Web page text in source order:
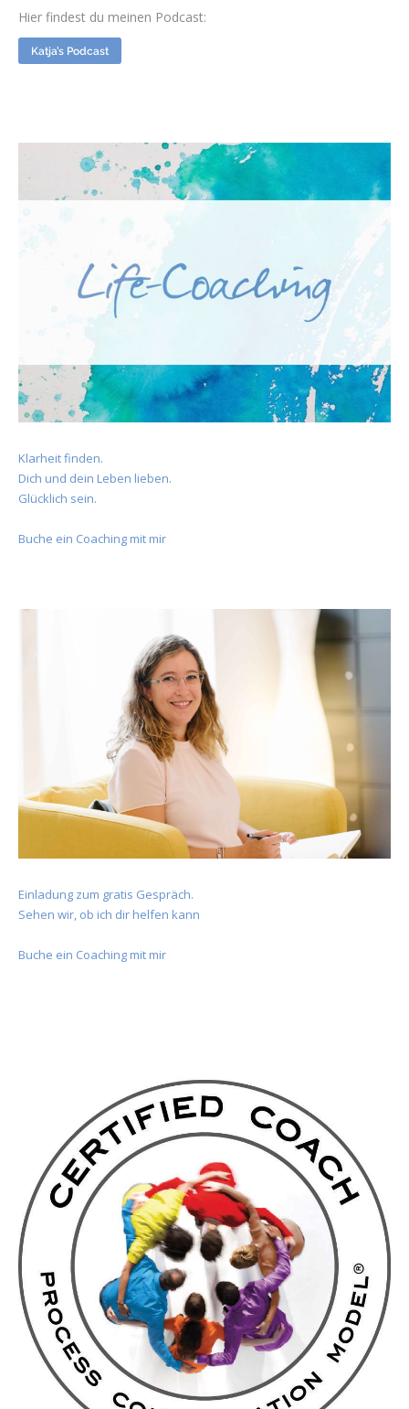
Hier findest du meinen Podcast:
Katja’s Podcast
Klarheit finden.
Dich und dein Leben lieben.
Glücklich sein.
Buche ein Coaching mit mir
Einladung zum gratis Gespräch.
Sehen wir, ob ich dir helfen kann
Buche ein Coaching mit mir